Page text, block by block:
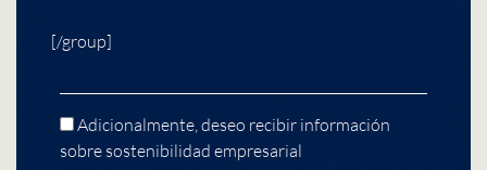
[/group]
Adicionalmente, deseo recibir información
sobre sostenibilidad empresarial